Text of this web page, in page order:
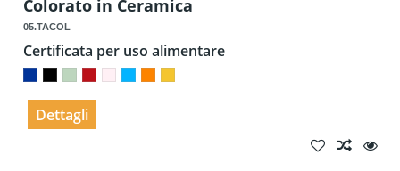
Colorato in Ceramica
05.TACOL
Certificata per uso alimentare
Dettagli